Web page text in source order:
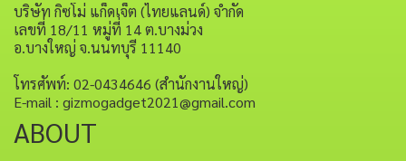
บริษัท กิซโม่ แก็ดเจ็ต (ไทยแลนด์) จำกัด
เลขที่ 18/11 หมู่ที่ 14 ต.บางม่วง
อ.บางใหญ่ จ.นนทบุรี 11140
โทรศัพท์: 02-0434646 (สำนักงานใหญ่)
E-mail : gizmogadget2021@gmail.com
ABOUT